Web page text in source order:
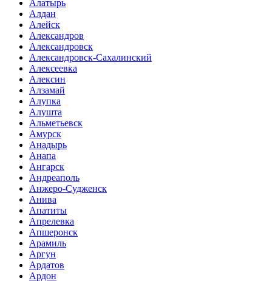
Алатырь
Алдан
Алейск
Александров
Александровск
Александровск-Сахалинский
Алексеевка
Алексин
Алзамай
Алупка
Алушта
Альметьевск
Амурск
Анадырь
Анапа
Ангарск
Андреаполь
Анжеро-Судженск
Анива
Апатиты
Апрелевка
Апшеронск
Арамиль
Аргун
Ардатов
Ардон